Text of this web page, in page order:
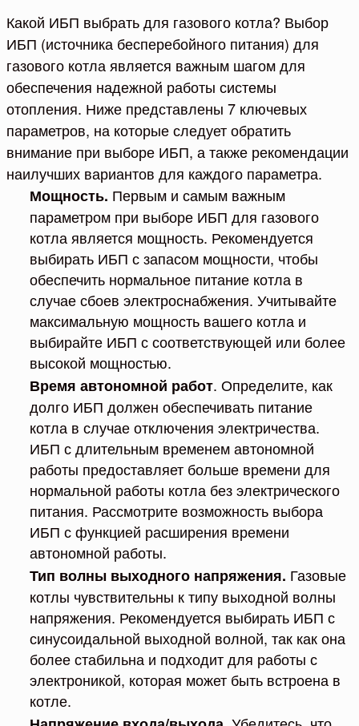
Какой ИБП выбрать для газового котла? Выбор
ИБП (источника бесперебойного питания) для
газового котла является важным шагом для
обеспечения надежной работы системы
отопления. Ниже представлены 7 ключевых
параметров, на которые следует обратить
внимание при выборе ИБП, а также рекомендации
наилучших вариантов для каждого параметра.
Мощность. Первым и самым важным
параметром при выборе ИБП для газового
котла является мощность. Рекомендуется
выбирать ИБП с запасом мощности, чтобы
обеспечить нормальное питание котла в
случае сбоев электроснабжения. Учитывайте
максимальную мощность вашего котла и
выбирайте ИБП с соответствующей или более
высокой мощностью.
Время автономной работ. Определите, как
долго ИБП должен обеспечивать питание
котла в случае отключения электричества.
ИБП с длительным временем автономной
работы предоставляет больше времени для
нормальной работы котла без электрического
питания. Рассмотрите возможность выбора
ИБП с функцией расширения времени
автономной работы.
Тип волны выходного напряжения. Газовые
котлы чувствительны к типу выходной волны
напряжения. Рекомендуется выбирать ИБП с
синусоидальной выходной волной, так как она
более стабильна и подходит для работы с
электроникой, которая может быть встроена в
котле.